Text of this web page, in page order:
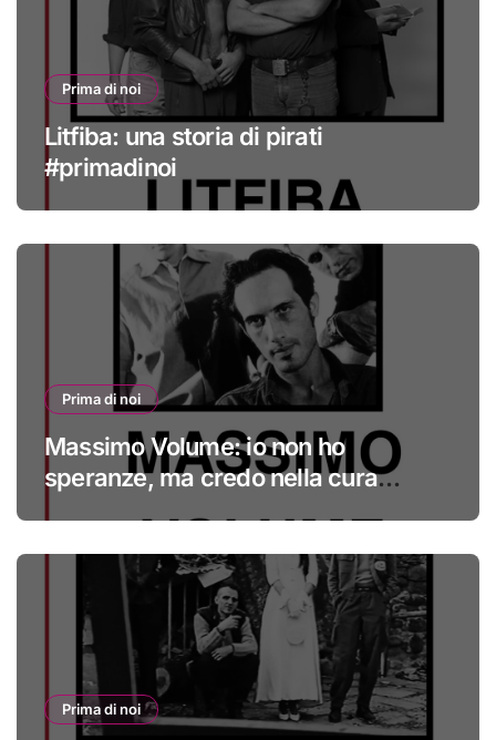
Prima di noi
Litfiba: una storia di pirati
#primadinoi
Prima di noi
Massimo Volume: io non ho
speranze, ma credo nella cura
Prima di noi